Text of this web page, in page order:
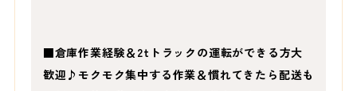
■倉庫作業経験＆2tトラックの運転ができる方大
歓迎♪モクモク集中する作業＆慣れてきたら配送も